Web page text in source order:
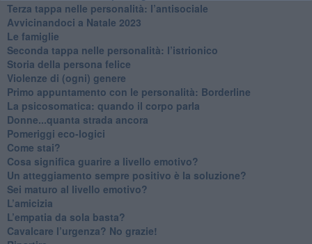
​Terza tappa nelle personalità: l’antisociale
​Avvicinandoci a Natale 2023
Le famiglie
Seconda tappa nelle personalità: l’istrionico
​Storia della persona felice
Violenze di (ogni) genere
​Primo appuntamento con le personalità: Borderline
La psicosomatica: quando il corpo parla
Donne...quanta strada ancora
​Pomeriggi eco-logici
​Come stai?
Cosa significa guarire a livello emotivo?
​Un atteggiamento sempre positivo è la soluzione?
​Sei maturo al livello emotivo?
​L’amicizia
​L’empatia da sola basta?
​Cavalcare l’urgenza? No grazie!